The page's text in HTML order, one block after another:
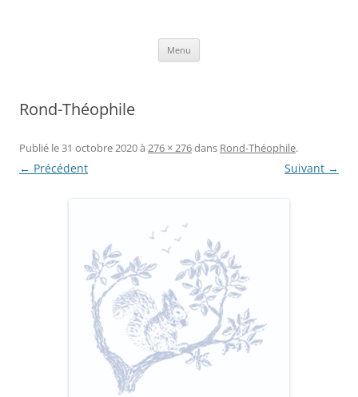
Menu
Rond-Théophile
Publié le31 octobre 2020à 276 × 276dans Rond-Théophile.
← Précédent Suivant →